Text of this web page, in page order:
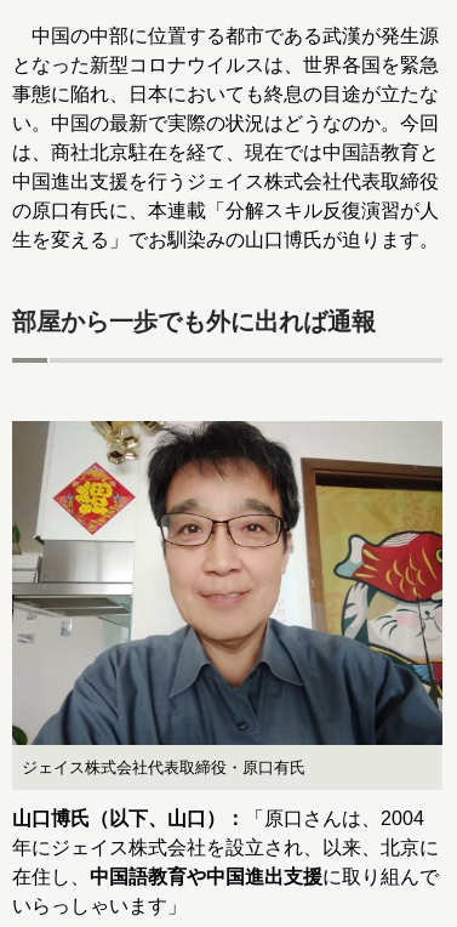
中国の中部に位置する都市である武漢が発生源
となった新型コロナウイルスは、世界各国を緊急
事態に陥れ、日本においても終息の目途が立たな
い。中国の最新で実際の状況はどうなのか。今回
は、商社北京駐在を経て、現在では中国語教育と
中国進出支援を行うジェイス株式会社代表取締役
の原口有氏に、本連載「分解スキル反復演習が人
生を変える」でお馴染みの山口博氏が迫ります。
部屋から一歩でも外に出れば通報
ジェイス株式会社代表取締役・原口有氏
山口博氏（以下、山口）：
「原口さんは、2004
年にジェイス株式会社を設立され、以来、北京に
在住し、 中国語教育や中国進出支援に取り組んで
いらっしゃいます」